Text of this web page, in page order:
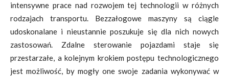
intensywne prace nad rozwojem tej technologii w różnych
rodzajach transportu. Bezzałogowe maszyny są ciągle
udoskonalane i nieustannie poszukuje się dla nich nowych
zastosowań. Zdalne sterowanie pojazdami staje się
przestarzałe, a kolejnym krokiem postępu technologicznego
jest możliwość, by mogły one swoje zadania wykonywać w